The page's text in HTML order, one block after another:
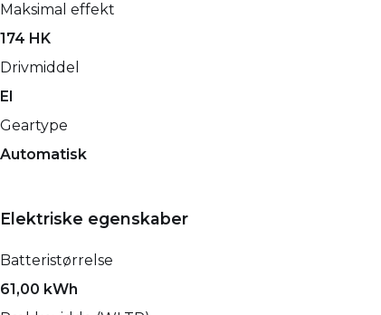
Maksimal effekt
174 HK
Drivmiddel
El
Geartype
Automatisk
Elektriske egenskaber
Batteristørrelse
61,00 kWh